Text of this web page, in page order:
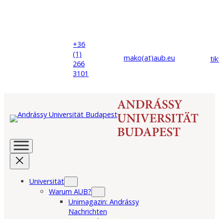
+36
(1)
266
3101
mako(at)aub.eu
Universität
Warum AUB?
Unimagazin: Andrássy
Nachrichten